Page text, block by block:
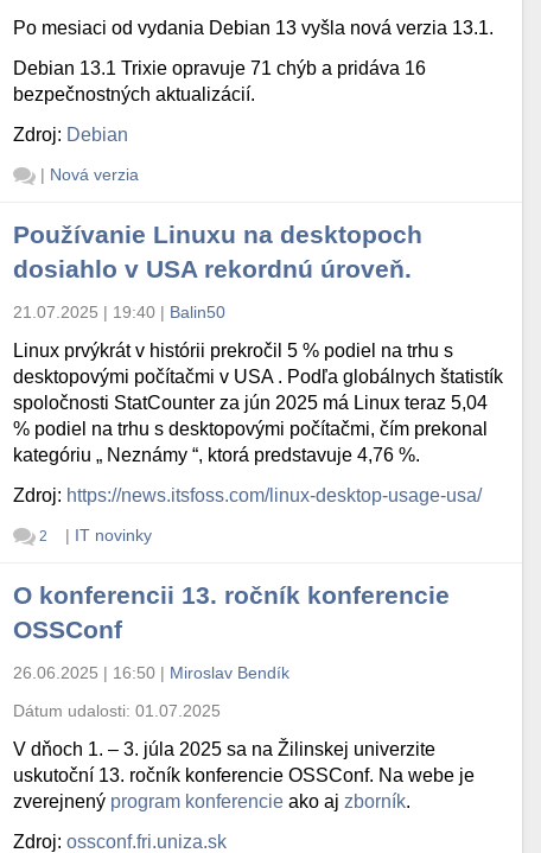
Po mesiaci od vydania Debian 13 vyšla nová verzia 13.1.
Debian 13.1 Trixie opravuje 71 chýb a pridáva 16
bezpečnostných aktualizácií.
Zdroj: Debian
| Nová verzia
Používanie Linuxu na desktopoch
dosiahlo v USA rekordnú úroveň.
21.07.2025 | 19:40 | Balin50
Linux prvýkrát v histórii prekročil 5 % podiel na trhu s
desktopovými počítačmi v USA . Podľa globálnych štatistík
spoločnosti StatCounter za jún 2025 má Linux teraz 5,04
% podiel na trhu s desktopovými počítačmi, čím prekonal
kategóriu „ Neznámy “, ktorá predstavuje 4,76 %.
Zdroj: https://news.itsfoss.com/linux-desktop-usage-usa/
2 | IT novinky
O konferencii 13. ročník konferencie
OSSConf
26.06.2025 | 16:50 | Miroslav Bendík
Dátum udalosti:01.07.2025
V dňoch 1. – 3. júla 2025 sa na Žilinskej univerzite
uskutoční 13. ročník konferencie OSSConf. Na webe je
zverejnený program konferencie ako aj zborník.
Zdroj:ossconf.fri.uniza.sk